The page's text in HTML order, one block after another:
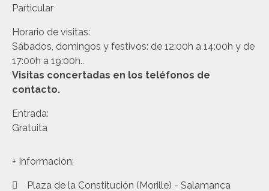
Particular
Horario de visitas:
Sábados, domingos y festivos: de 12:00h a 14:00h y de
17:00h a 19:00h..
Visitas concertadas en los teléfonos de
contacto.
Entrada:
Gratuita
+ Información:
Plaza de la Constitución (Morille) - Salamanca